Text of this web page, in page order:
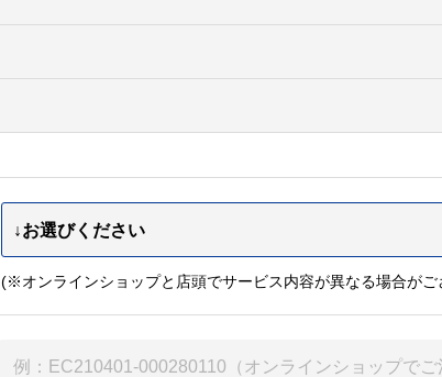
(※オンラインショップと店頭でサービス内容が異なる場合が